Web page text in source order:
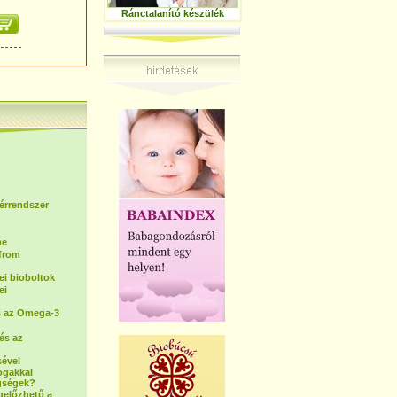
bioboltok
Omega-3
az
a
Ránctalanító készülék